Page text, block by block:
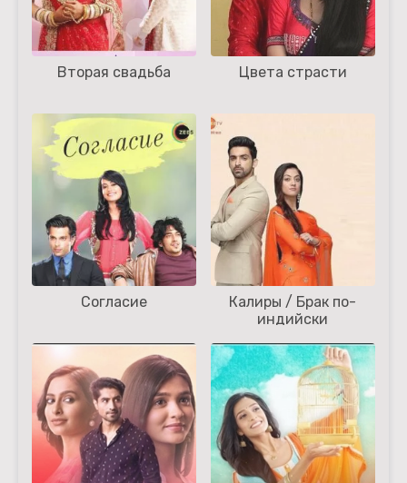
Вторая свадьба Цвета страсти
Согласие
Калиры / Брак по-
индийски